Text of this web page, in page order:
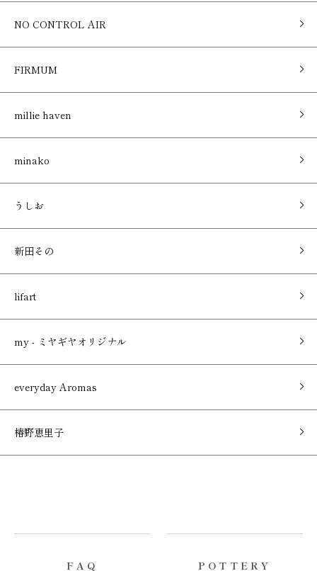
NO CONTROL AIR
FIRMUM
millie haven
minako
うしお
新田その
lifart
my - ミヤギヤオリジナル
everyday Aromas
椿野恵里子
FAQ POTTERY